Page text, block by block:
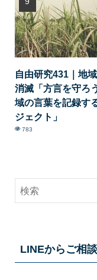
自由研究431｜地
消滅「方言を守ろ
域の言葉を記録す
ジェクト」
783
LINEからご相談